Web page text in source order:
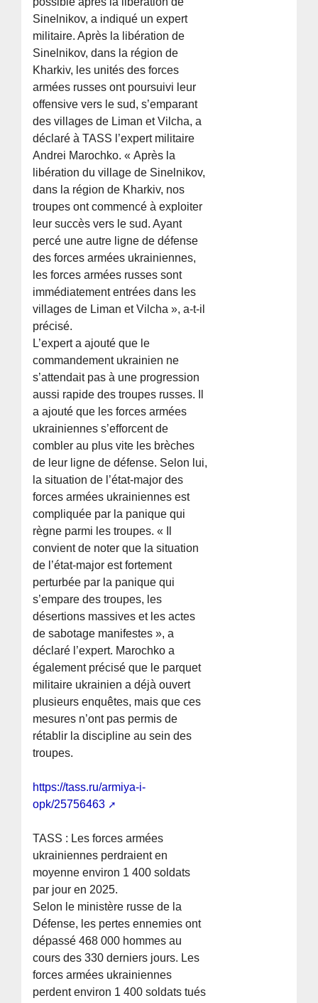
Sinelnikov, a indiqué un expert
militaire. Après la libération de
Sinelnikov, dans la région de
Kharkiv, les unités des forces
armées russes ont poursuivi leur
offensive vers le sud, s’emparant
des villages de Liman et Vilcha, a
déclaré à TASS l’expert militaire
Andrei Marochko. « Après la
libération du village de Sinelnikov,
dans la région de Kharkiv, nos
troupes ont commencé à exploiter
leur succès vers le sud. Ayant
percé une autre ligne de défense
des forces armées ukrainiennes,
les forces armées russes sont
immédiatement entrées dans les
villages de Liman et Vilcha », a-t-il
précisé.
L’expert a ajouté que le
commandement ukrainien ne
s’attendait pas à une progression
aussi rapide des troupes russes. Il
a ajouté que les forces armées
ukrainiennes s’efforcent de
combler au plus vite les brèches
de leur ligne de défense. Selon lui,
la situation de l’état-major des
forces armées ukrainiennes est
compliquée par la panique qui
règne parmi les troupes. « Il
convient de noter que la situation
de l’état-major est fortement
perturbée par la panique qui
s’empare des troupes, les
désertions massives et les actes
de sabotage manifestes », a
déclaré l’expert. Marochko a
également précisé que le parquet
militaire ukrainien a déjà ouvert
plusieurs enquêtes, mais que ces
mesures n’ont pas permis de
rétablir la discipline au sein des
troupes.
https://tass.ru/armiya-i-
opk/25756463
TASS : Les forces armées
ukrainiennes perdraient en
moyenne environ 1 400 soldats
par jour en 2025.
Selon le ministère russe de la
Défense, les pertes ennemies ont
dépassé 468 000 hommes au
cours des 330 derniers jours. Les
forces armées ukrainiennes
perdent environ 1 400 soldats tués